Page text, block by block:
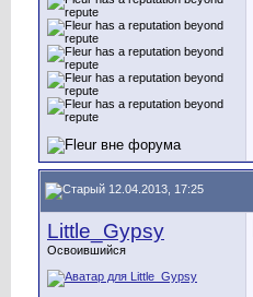
12.04.2013, 17:25
Little_Gypsy
Освоившийся